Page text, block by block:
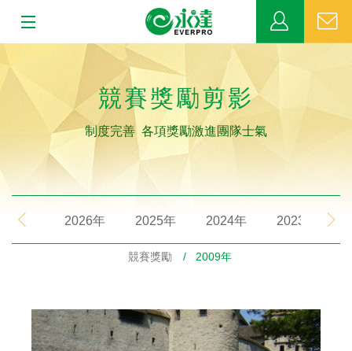
業務發展
MDRT
新聞中心
公益活動
網站連結
2026年 2025年 2024年 2023年
競賽獎勵剪影
制度完善 各項獎勵激進團隊士氣
競賽獎勵 / 2009年